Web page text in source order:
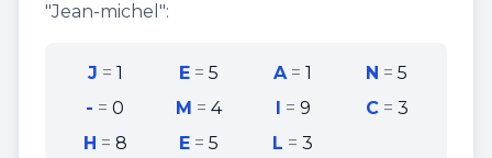
"Jean-michel ":
J = 1 E =5 A=1 N =5
- =0 M =4 I = 9 C= 3
H = 8 E =5 L =3